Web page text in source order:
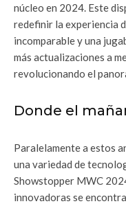
núcleo en 2024. Este
redefinir la experiencia
incomparable y una
más actualizaciones a
revolucionando el
Donde el
Paralelamente a estos
una variedad de
Showstopper MWC
innovadoras se